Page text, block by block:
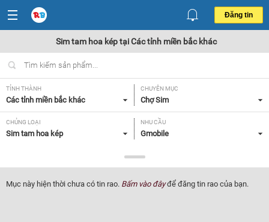
Đăng tin
Sim tam hoa kép tại Các tỉnh miền bắc khác
TỈNH THÀNH
Các tỉnh miền bắc khác
CHUYÊN MỤC
Chợ Sim
CHỦNG LOẠI
Sim tam hoa kép
NHU CẦU
Gmobile
Tất cả
Mục này hiện thời chưa có tin rao. Bấm vào đâyđể đăng tin rao của bạn.